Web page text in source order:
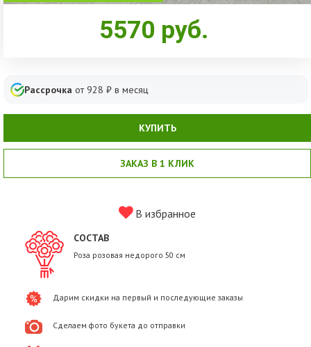
5570 руб.
Рассрочка от 928 ₽ в месяц
КУПИТЬ
ЗАКАЗ В 1 КЛИК
В избранное
СОСТАВ
Роза розовая недорого 50 см
Дарим скидки на первый и последующие заказы
Сделаем фото букета до отправки